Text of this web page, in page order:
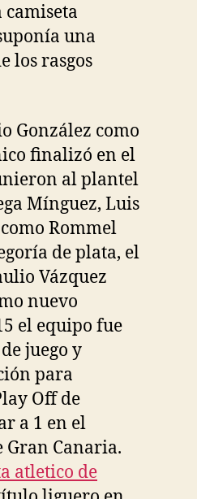
una
los rasgos
González como
finalizó en el
al plantel
Mínguez, Luis
Rommel
de plata, el
Vázquez
nuevo
el equipo fue
juego y
para
Off de
a 1 en el
Gran Canaria.
atletico de